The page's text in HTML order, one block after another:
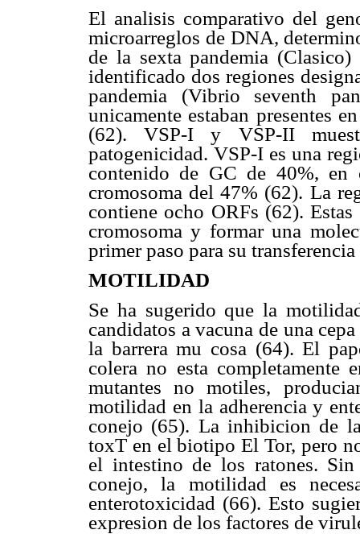
El analisis comparativo del
microarreglos de DNA,
de la sexta pandemia
identificado dos regiones
pandemia (Vibrio seventh
unicamente estaban presentes
(62). VSP-I y VSP-II
patogenicidad. VSP-I es una
contenido de GC de 40%, en
cromosoma del 47% (62). La
contiene ocho ORFs (62).
cromosoma y formar una
primer paso para su
MOTILIDAD
Se ha sugerido que la
candidatos a vacuna de una
la barrera mu cosa (64). El
colera no esta completamente
mutantes no motiles,
motilidad en la adherencia y
conejo (65). La inhibicion de
toxT en el biotipo El Tor, pero
el intestino de los ratones.
conejo, la motilidad es
enterotoxicidad (66). Esto
expresion de los factores de